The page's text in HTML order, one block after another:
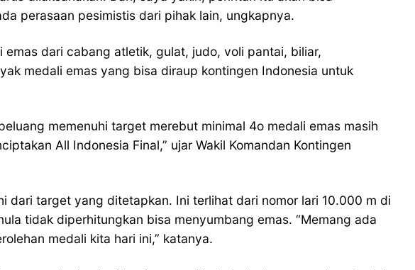
perasaan pesimistis dari pihak lain, ungkapnya.
emas dari cabang atletik, gulat, judo, voli pantai, biliar,
medali emas yang bisa diraup kontingen Indonesia untuk
memenuhi target merebut minimal 4o medali emas masih
All Indonesia Final,” ujar Wakil Komandan Kontingen
dari target yang ditetapkan. Ini terlihat dari nomor lari 10.000 m di
tidak diperhitungkan bisa menyumbang emas. “Memang ada
medali kita hari ini,” katanya.